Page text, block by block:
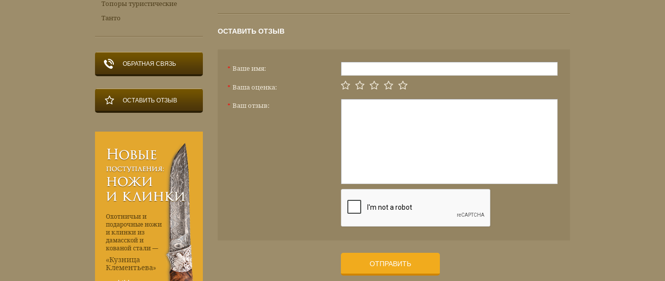
ОСТАВИТЬ ОТЗЫВ
Ваше имя:
*
Ваша оценка:
*
Ваш отзыв:
*
ОТПРАВИТЬ
Топоры туристические
Танто
ОБРАТНАЯ СВЯЗЬ
ОСТАВИТЬ ОТЗЫВ